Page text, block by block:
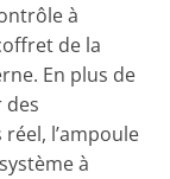
à
de la
En plus de
l’ampoule
à